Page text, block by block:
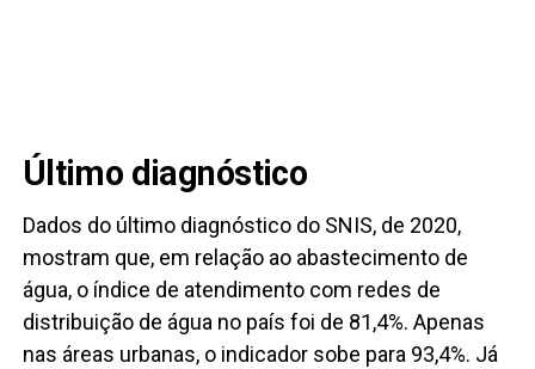
Último diagnóstico
Dados do último diagnóstico do SNIS, de 2020,
mostram que, em relação ao abastecimento de
água, o índice de atendimento com redes de
distribuição de água no país foi de 81,4%. Apenas
nas áreas urbanas, o indicador sobe para 93,4%. Já